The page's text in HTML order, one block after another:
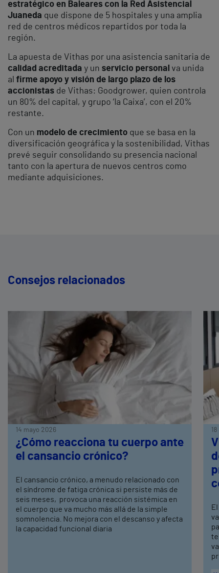
estratégico en Baleares con la Red Asistencial
Juaneda que dispone de 5 hospitales y una amplia
red de centros médicos repartidos por toda la
región.
La apuesta de Vithas por una asistencia sanitaria de
calidad acreditada y un servicio personal va unida
al firme apoyo y visión de largo plazo de los
accionistas de Vithas: Goodgrower, quien controla
un 80% del capital, y grupo ‘la Caixa’, con el 20%
restante.
Con un modelo de crecimiento que se basa en la
diversificación geográfica y la sostenibilidad, Vithas
prevé seguir consolidando su presencia nacional
tanto con la apertura de nuevos centros como
mediante adquisiciones.
Consejos relacionados
14 mayo 2026
¿Cómo reacciona tu cuerpo ante
el cansancio crónico?
El cansancio crónico, a menudo relacionado con
el síndrome de fatiga crónica si persiste más de
seis meses, provoca una reacción sistémica en
el cuerpo que va mucho más allá de la simple
somnolencia. No mejora con el descanso y afecta
la capacidad funcional diaria